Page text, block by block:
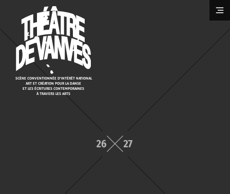
Cookies management panel
SCÈNE CONVENTIONNÉE D'INTÉRÊT NATIONAL
ART ET CRÉATION POUR LA DANSE
ET LES ÉCRITURES CONTEMPORAINES
À TRAVERS LES ARTS